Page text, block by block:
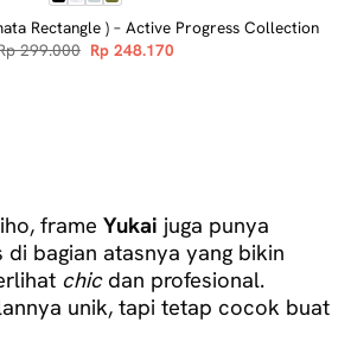
Rectangle ) – Active Progress Collection
299.000 Original
price
Rp 248.170
frame Yukai juga punya
di bagian atasnya yang bikin
chic dan profesional.
unik, tapi tetap cocok buat